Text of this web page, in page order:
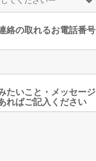
絡の取れるお電話番号
たいこと・メッセージ
ればご記入ください